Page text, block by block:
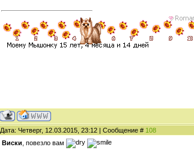
Дата: Четверг, 12.03.2015, 23:12 | Сообщение # 108
Виски , повезло вам